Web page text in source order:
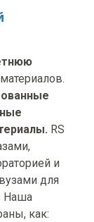
RS
и
для
Наша
как: